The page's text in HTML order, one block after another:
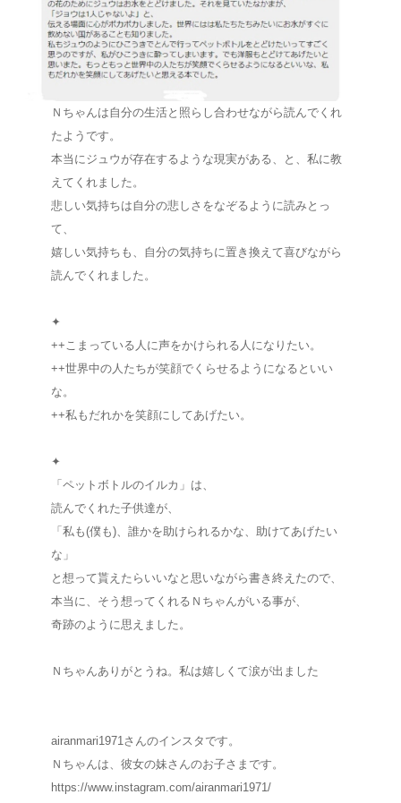
Ｎちゃんは自分の生活と照らし合わせながら読んでくれ
たようです。
本当にジュウが存在するような現実がある、と、私に教
えてくれました。
悲しい気持ちは自分の悲しさをなぞるように読みとっ
て、
嬉しい気持ちも、自分の気持ちに置き換えて喜びながら
読んでくれました。
✦
++こまっている人に声をかけられる人になりたい。
++世界中の人たちが笑顔でくらせるようになるといい
な。
++私もだれかを笑顔にしてあげたい。
✦
「ペットボトルのイルカ」は、
読んでくれた子供達が、
「私も(僕も)、誰かを助けられるかな、助けてあげたい
な」
と想って貰えたらいいなと思いながら書き終えたので、
本当に、そう想ってくれるＮちゃんがいる事が、
奇跡のように思えました。
Ｎちゃんありがとうね。私は嬉しくて涙が出ました
airanmari1971さんのインスタです。
Ｎちゃんは、彼女の妹さんのお子さまです。
https://www.instagram.com/airanmari1971/